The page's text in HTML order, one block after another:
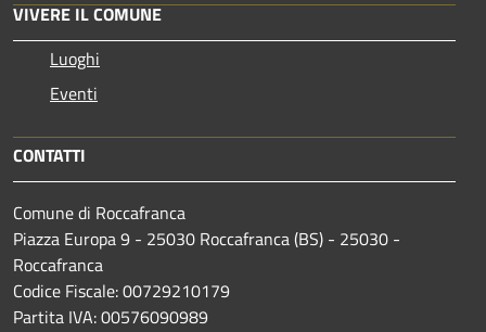
VIVERE IL COMUNE
Luoghi
Eventi
CONTATTI
Comune di Roccafranca
Piazza Europa 9 - 25030 Roccafranca (BS) - 25030 -
Roccafranca
Codice Fiscale: 00729210179
Partita IVA: 00576090989